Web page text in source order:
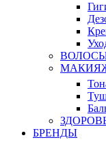
БРЕНДЫ